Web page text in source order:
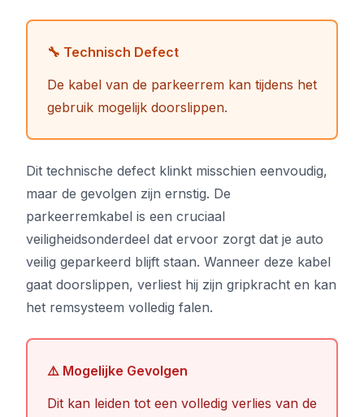
🔧 Technisch Defect
De kabel van de parkeerrem kan tijdens het
gebruik mogelijk doorslippen.
Dit technische defect klinkt misschien eenvoudig,
maar de gevolgen zijn ernstig. De
parkeerremkabel is een cruciaal
veiligheidsonderdeel dat ervoor zorgt dat je auto
veilig geparkeerd blijft staan. Wanneer deze kabel
gaat doorslippen, verliest hij zijn gripkracht en kan
het remsysteem volledig falen.
⚠️ Mogelijke Gevolgen
Dit kan leiden tot een volledig verlies van de